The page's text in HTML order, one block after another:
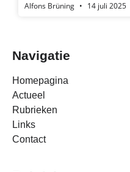
Alfons Brüning 14 juli 2025
Navigatie
Homepagina
Actueel
Rubrieken
Links
Contact